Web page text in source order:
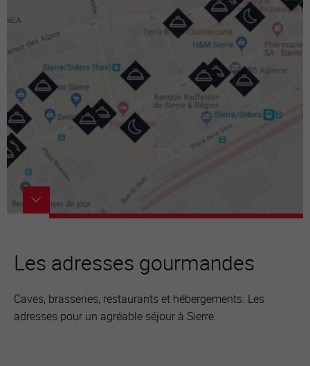
Les adresses gourmandes
Caves, brasseries, restaurants et hébergements. Les
adresses pour un agréable séjour à Sierre.